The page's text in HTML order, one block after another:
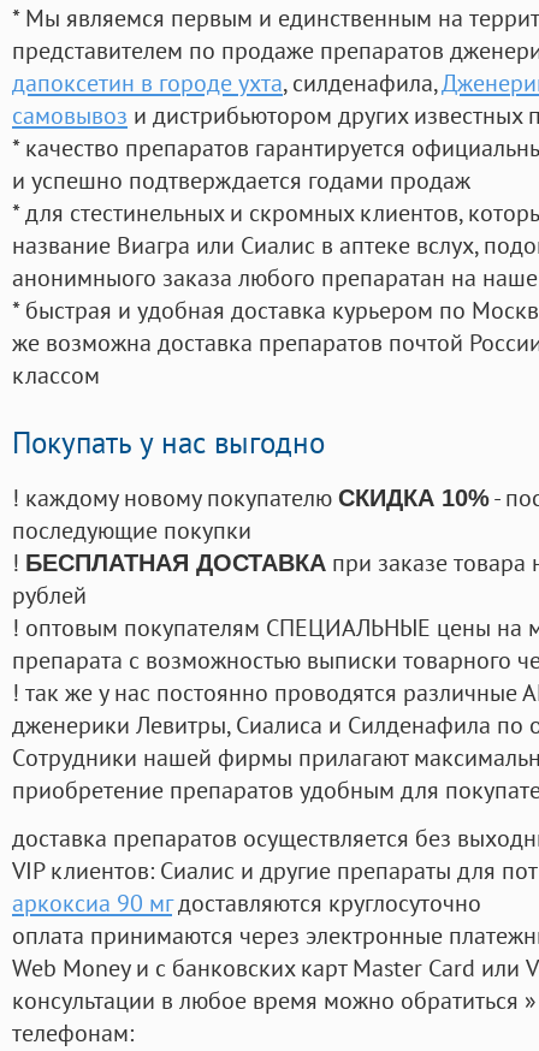
* Мы являемся первым и единственным на
представителем по продаже препаратов
дапоксетин в городе ухта, силденафила,
самовывоз и дистрибьютором других известных
* качество препаратов гарантируется
и успешно подтверждается годами продаж
* для стестинельных и скромных клиентов,
название Виагра или Сиалис в аптеке вслух,
анонимныого заказа любого препаратан на
* быстрая и удобная доставка курьером по
же возможна доставка препаратов почтой
классом
Покупать у нас выгодно
! каждому новому покупателю СКИДКА 10%-
последующие покупки
! БЕСПЛАТНАЯ ДОСТАВКА при заказе
рублей
! оптовым покупателям СПЕЦИАЛЬНЫЕ цены на
препарата с возможностью выписки товарного
! так же у нас постоянно проводятся
дженерики Левитры, Сиалиса и Силденафила по
Cотрудники нашей фирмы прилагают
приобретение препаратов удобным для
доставка препаратов осуществляется без
VIP клиентов: Сиалис и другие препараты для
аркоксиа 90 мгдоставляются круглосуточно
оплата принимаются через электронные
Web Money и с банковских карт Master Card или
консультации в любое время можно обратиться
телефонам: